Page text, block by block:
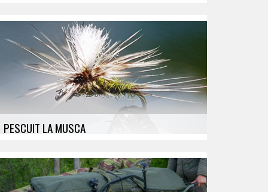
Crosete, Suporti, Stopere, Avertizoare, Diverse
PESCUIT LA MUSCA
Lansete, Carlige, Kit, Accesorii Diverse